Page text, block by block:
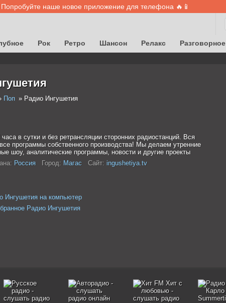
Попробуйте наше новое приложение для телефона 🔥📱
Рок Ретро Шансон Релакс Разговорное
Поп Радио Ингушетия
в сутки и без ретрансляции сторонних радиостанций. Вся
программы собственного производства! Мы делаем утренние
шоу, аналитические программы, новости и другие проекты
Россия Город: Магас Сайт: ingushetiya.tv
Ингушетия на компьютер
Радио Ингушетия